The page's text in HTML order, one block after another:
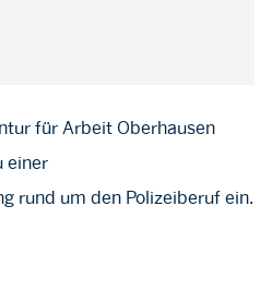
für Arbeit Oberhausen
einer
rund um den Polizeiberuf ein.